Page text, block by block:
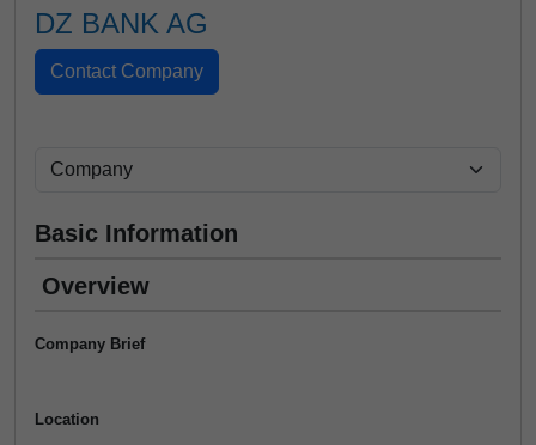
DZ BANK AG
Basic Information
Overview
Company Brief
Location